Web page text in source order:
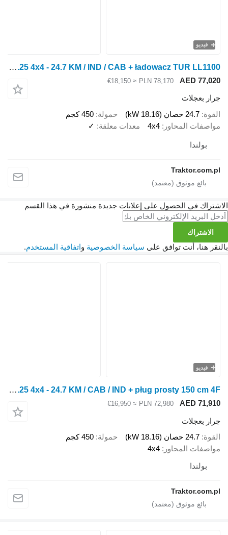
فيديو
LS Tractor MT1.25 4x4 - 24.7 KM / IND / CAB + ładowacz TUR LL1100
AED 77,020
PLN 78,170
≈ €18,150
جرار بعجلات
القوة 24.7 حصان (18.16 kW) حمولة 450 كجم
مواصفات المحاور
4x4 معدات معلقة ✓
بولندا
Traktor.com.pl
الاشتراك في الحصول على إعلانات جديدة منشورة في هذا القسم
الاشتراك
بالنقر هنا، أنت توافق على سياسة الخصوصية واتفاقية المستخدم.
فيديو
LS Tractor MT1.25 4x4 - 24.7 KM / CAB / IND + pług prosty 150 cm 4F
AED 71,910
PLN 72,980
≈ €16,950
جرار بعجلات
القوة 24.7 حصان (18.16 kW) حمولة 450 كجم
مواصفات المحاور
4x4
بولندا
Traktor.com.pl